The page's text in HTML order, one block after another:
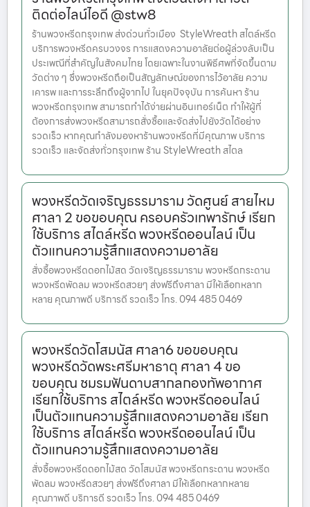
ติดต่อไลน์ไอดี @stw8
ร้านพวงหรีดกรุงเทพ ส่งด่วนทั่วเมือง StyleWreath สไตล์หรีด
บริการพวงหรีดครบวงจร การแสดงความอาลัยต่อผู้ล่วงลับเป็น
ประเพณีที่สำคัญในสังคมไทย โดยเฉพาะในงานพิธีศพที่จัดขึ้นตาม
วัดต่าง ๆ ซึ่งพวงหรีดถือเป็นสัญลักษณ์ของการไว้อาลัย ความ
เคารพ และการระลึกถึงผู้จากไป ในยุคปัจจุบัน การค้นหา ร้าน
พวงหรีดกรุงเทพ สามารถทำได้ง่ายผ่านอินเทอร์เน็ต ทำให้ผู้ที่
ต้องการส่งพวงหรีดสามารถสั่งซื้อและจัดส่งไปยังวัดได้อย่าง
รวดเร็ว หากคุณกำลังมองหาร้านพวงหรีดที่มีคุณภาพ บริการ
รวดเร็ว และจัดส่งทั่วกรุงเทพ ร้าน StyleWreath สไตล
พวงหรีดวัดเจริญธรรมาราม วัดศูนย์ สายไหม
ศาลา 2 ขอขอบคุณ ครอบครัวเทพารักษ์ เรียก
ใช้บริการ สไตล์หรีด พวงหรีดออนไลน์ เป็น
ตัวแทนความรู้สึกแสดงความอาลัย
สั่งซื้อพวงหรีดดอกไม้สด วัดเจริญธรรมาราม พวงหรีดกระดาน
พวงหรีดพัดลม พวงหรีดสวยๆ ส่งฟรีถึงศาลา มีให้เลือกหลาก
หลาย คุณภาพดี บริการดี รวดเร็ว โทร. 094 485 0469
พวงหรีดวัดโสมนัส ศาลา6 ขอขอบคุณ
พวงหรีดวัดพระศรีมหาธาตุ ศาลา 4 ขอ
ขอบคุณ ชมรมฟันดาบสากลกองทัพอากาศ
เรียกใช้บริการ สไตล์หรีด พวงหรีดออนไลน์
เป็นตัวแทนความรู้สึกแสดงความอาลัย เรียก
ใช้บริการ สไตล์หรีด พวงหรีดออนไลน์ เป็น
ตัวแทนความรู้สึกแสดงความอาลัย
สั่งซื้อพวงหรีดดอกไม้สด วัดโสมนัส พวงหรีดกระดาน พวงหรีด
พัดลม พวงหรีดสวยๆ ส่งฟรีถึงศาลา มีให้เลือกหลากหลาย
คุณภาพดี บริการดี รวดเร็ว โทร. 094 485 0469